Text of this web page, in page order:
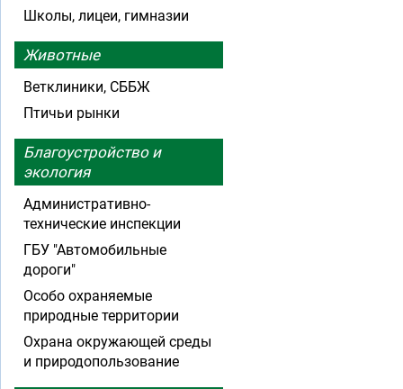
Школы, лицеи, гимназии
Животные
Ветклиники, СББЖ
Птичьи рынки
Благоустройство и
экология
Административно-
технические инспекции
ГБУ "Автомобильные
дороги"
Особо охраняемые
природные территории
Охрана окружающей среды
и природопользование